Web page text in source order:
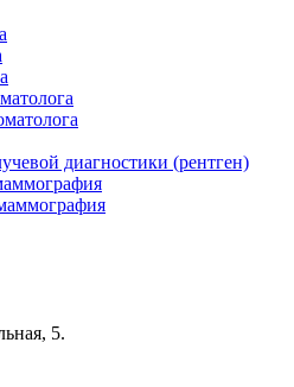
диагностики (рентген)
5.